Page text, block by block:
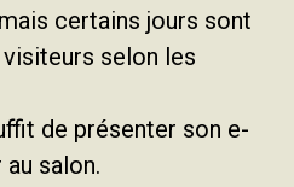
certains jours sont
selon les
de présenter son e-
salon.